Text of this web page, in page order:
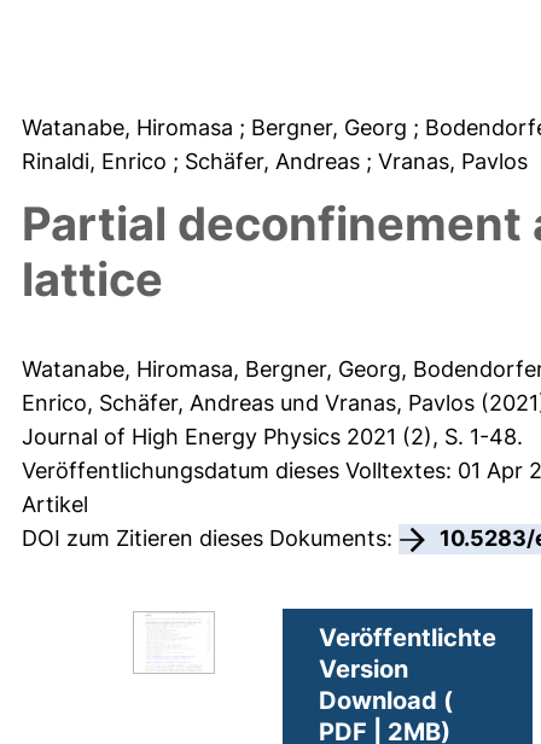
Watanabe, Hiromasa ; Bergner, Georg ;
Rinaldi, Enrico ; Schäfer, Andreas ; Vranas, Pavlos
Partial
lattice
Watanabe, Hiromasa, Bergner, Georg,
Enrico, Schäfer, Andreas und Vranas, Pavlos
Journal of High Energy Physics 2021 (2), S. 1-48.
Veröffentlichungsdatum dieses Volltextes: 01 Apr
Artikel
DOI zum Zitieren dieses Dokuments:
Veröffentlichte
Version
Download (
PDF | 2MB)